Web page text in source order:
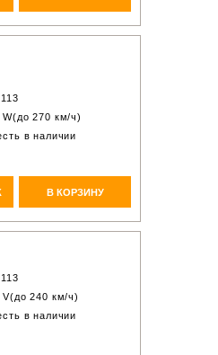
113
W(до 270 км/ч)
в наличии
В КОРЗИНУ
113
V(до 240 км/ч)
в наличии